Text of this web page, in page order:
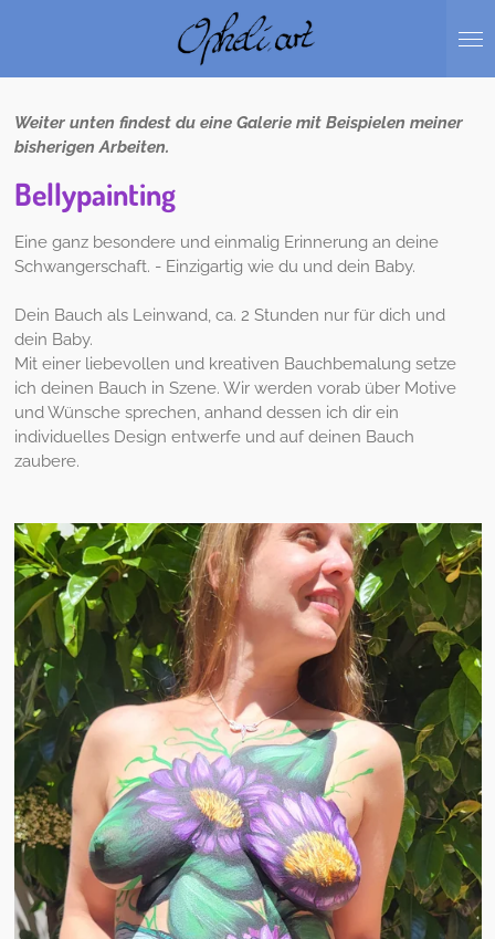
Weiter unten findest du eine Galerie mit Beispielen meiner
bisherigen Arbeiten.
Bellypainting
Eine ganz besondere und einmalig Erinnerung an deine
Schwangerschaft. - Einzigartig wie du und dein Baby.
Dein Bauch als Leinwand, ca. 2 Stunden nur für dich und
dein Baby.
Mit einer liebevollen und kreativen Bauchbemalung setze
ich deinen Bauch in Szene. Wir werden vorab über Motive
und Wünsche sprechen, anhand dessen ich dir ein
individuelles Design entwerfe und auf deinen Bauch
zaubere.